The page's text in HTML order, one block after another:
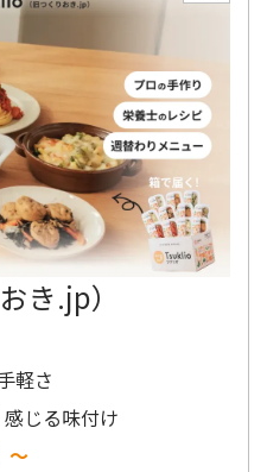
き.jp）
軽さ
じる味付け
〜